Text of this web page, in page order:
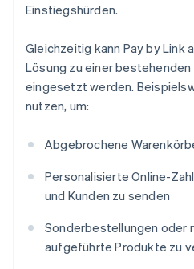
Einstiegshürden.
Gleichzeitig kann Pay by Link
Lösung zu einer
eingesetzt werden.
nutzen, um:
Abgebrochene
Personalisierte Online-
und Kunden zu senden
Sonderbestellungen oder
aufgeführte Produkte zu